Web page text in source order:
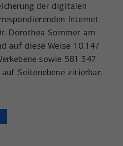
der digitalen
Internet-
Dorothea Sommer am
auf diese Weise 10.147
sowie 581.347
Seitenebene zitierbar.